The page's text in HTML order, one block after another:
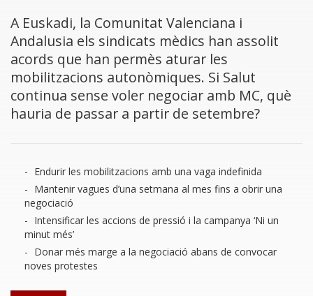
A Euskadi, la Comunitat Valenciana i
Andalusia els sindicats mèdics han assolit
acords que han permès aturar les
mobilitzacions autonòmiques. Si Salut
continua sense voler negociar amb MC, què
hauria de passar a partir de setembre?
Endurir les mobilitzacions amb una vaga indefinida
Mantenir vagues d’una setmana al mes fins a obrir una
negociació
Intensificar les accions de pressió i la campanya ‘Ni un
minut més’
Donar més marge a la negociació abans de convocar
noves protestes